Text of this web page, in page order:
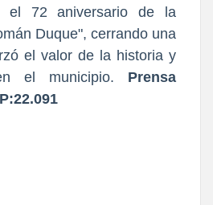
el 72 aniversario de la
Duque", cerrando una
el valor de la historia y
el municipio. Prensa